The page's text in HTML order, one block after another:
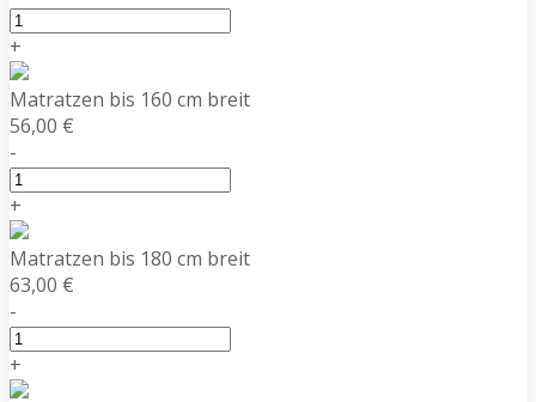
+
Matratzen bis 160 cm breit
56,00 €
-
+
Matratzen bis 180 cm breit
63,00 €
-
+